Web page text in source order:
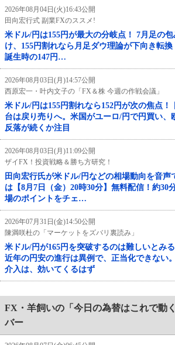
2026年08月04日(火)16:43公開
田向宏行式 副業FXのススメ!
米ドル/円は155円が最大の分岐点！ 7月足の
け、155円割れなら月足ダウ理論が下向き転
誕生時の147円…
2026年08月03日(月)14:57公開
西原宏一・叶内文子の「FX＆株 今週の作戦会議」
米ドル/円は155円割れなら152円が次の焦点！
台は戻り売りへ。米国がユーロ/円で円買い、
反落が続くか注目
2026年08月03日(月)11:09公開
ザイFX！投資戦略＆勝ち方研究！
田向宏行氏が米ドル/円などの相場動向を音声
は【8月7日（金）20時30分】無料配信！約30
場のポイントをチェ…
2026年07月31日(金)14:50公開
陳満咲杜の「マーケットをズバリ裏読み」
米ドル/円が165円を突破するのは難しいとみ
近年の円安の進行は異例で、正当化できない
介入は、効いてくるはず
FX・羊飼いの「今日の為替はこれで動
バー